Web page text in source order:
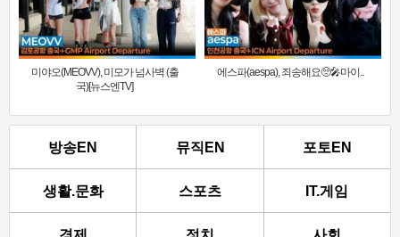
미야오(MEOVV), 미모가 넘사벽 (출
국)[뉴스엔TV]
에스파(aespa), 죄송해요🥺🎤마이..
방송EN 뮤직EN 포토EN
생활.문화 스포츠 IT.게임